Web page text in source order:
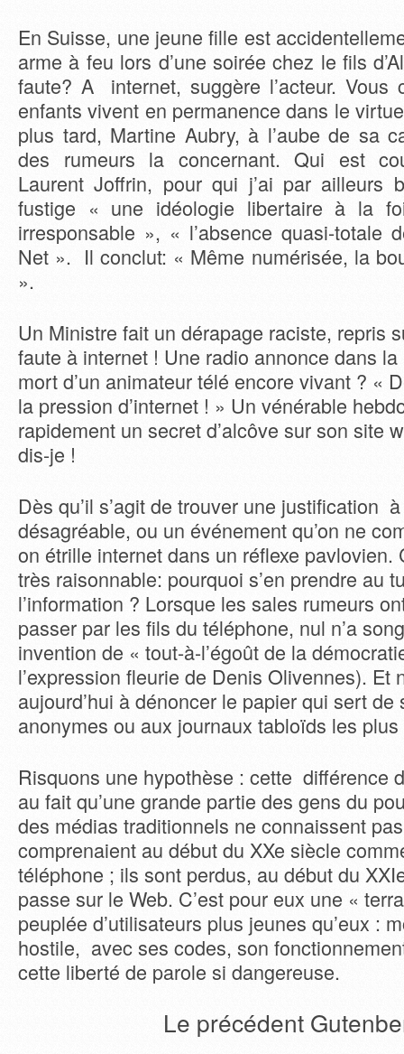
En Suisse, une jeune fille est
arme à feu lors d’une soirée chez le fils
faute? A internet, suggère l’acteur.
enfants vivent en permanence dans le
plus tard, Martine Aubry, à l’aube de sa
des rumeurs la concernant. Qui est
Laurent Joffrin, pour qui j’ai par ailleurs
fustige « une idéologie libertaire à la
irresponsable », « l’absence quasi-totale
Net ». Il conclut: « Même numérisée, la
».
Un Ministre fait un dérapage raciste, repris
faute à internet ! Une radio annonce dans
mort d’un animateur télé encore vivant ? «
la pression d’internet ! » Un vénérable
rapidement un secret d’alcôve sur son site
dis-je !
Dès qu’il s’agit de trouver une justification
désagréable, ou un événement qu’on ne
on étrille internet dans un réflexe pavlovien.
très raisonnable: pourquoi s’en prendre au
l’information ? Lorsque les sales rumeurs
passer par les fils du téléphone, nul n’a
invention de « tout-à-l’égoût de la
l’expression fleurie de Denis Olivennes). Et
aujourd’hui à dénoncer le papier qui sert
anonymes ou aux journaux tabloïds les
Risquons une hypothèse : cette différence
au fait qu’une grande partie des gens du
des médias traditionnels ne connaissent
comprenaient au début du XXe siècle
téléphone ; ils sont perdus, au début du
passe sur le Web. C’est pour eux une «
peuplée d’utilisateurs plus jeunes qu’eux :
hostile, avec ses codes, son
cette liberté de parole si dangereuse.
Le précédent